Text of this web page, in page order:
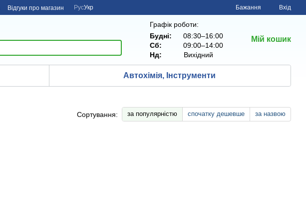
Відгуки про магазин РусУкр Бажання Вхід
Графік роботи:
Будні:
08:30–16:00
Сб:
09:00–14:00
Нд: Вихiдний
Мій кошик
Автохімія, Інструменти
Сортування: за популярністю спочатку дешевше за назвою